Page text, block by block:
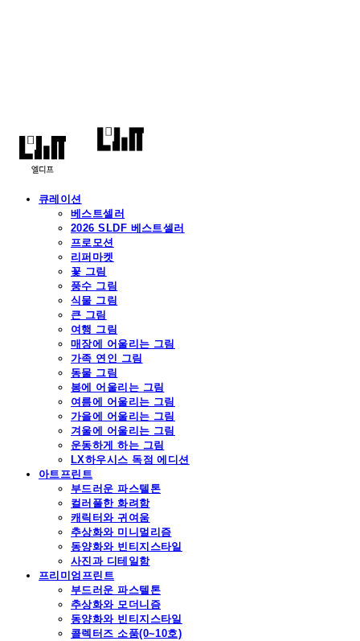
큐레이션
베스트셀러
2026 SLDF 베스트셀러
프로모션
리퍼마켓
꽃 그림
풍수 그림
식물 그림
큰 그림
여행 그림
매장에 어울리는 그림
가족 연인 그림
동물 그림
봄에 어울리는 그림
여름에 어울리는 그림
가을에 어울리는 그림
겨울에 어울리는 그림
운동하게 하는 그림
LX하우시스 독점 에디션
아트프린트
부드러운 파스텔톤
컬러풀한 화려함
캐릭터와 귀여움
추상화와 미니멀리즘
동양화와 빈티지스타일
사진과 디테일함
프리미엄프린트
부드러운 파스텔톤
추상화와 모더니즘
동양화와 빈티지스타일
콜렉터즈 소품(0~10호)